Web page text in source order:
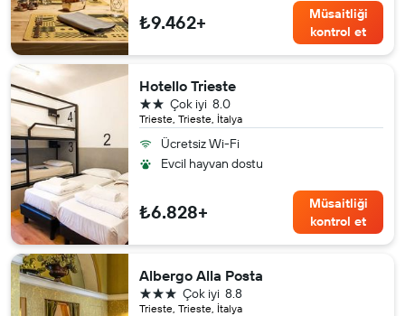
₺9.462+
Müsaitliği
kontrol et
Hotello Trieste
Trieste, Trieste, İtalya
8.0
Çok iyi
2 yıldız
Ücretsiz Wi-Fi
Evcil hayvan dostu
₺6.828+
Müsaitliği
kontrol et
Albergo Alla Posta
Trieste, Trieste, İtalya
8.8
Çok iyi
3 yıldız